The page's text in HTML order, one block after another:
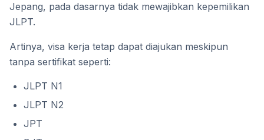
Jepang, pada dasarnya tidak mewajibkan kepemilikan
JLPT.
Artinya, visa kerja tetap dapat diajukan meskipun
tanpa sertifikat seperti:
JLPT N1
JLPT N2
JPT